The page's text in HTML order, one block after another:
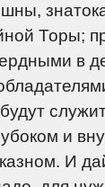
Торы;
в
и
И